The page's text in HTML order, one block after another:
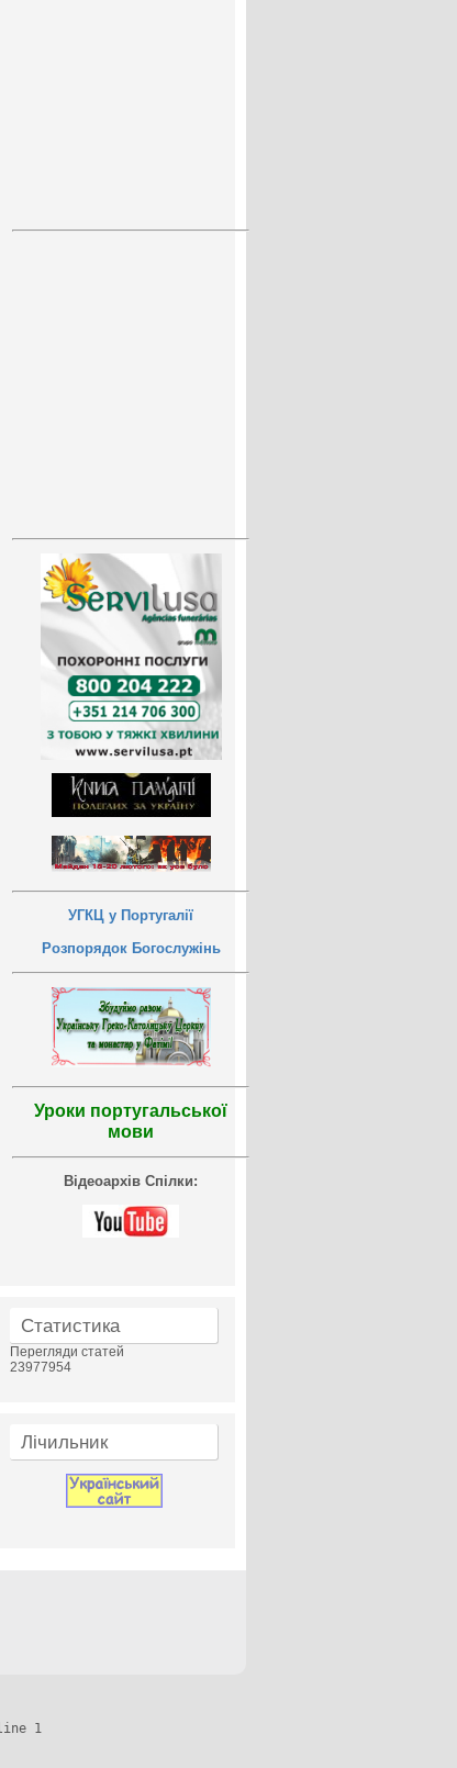
УГКЦ у Португалії
Розпорядок Богослужінь
Уроки португальської
мови
Відеоархів Спілки:
Статистика
Перегляди статей
23977954
Лічильник
1